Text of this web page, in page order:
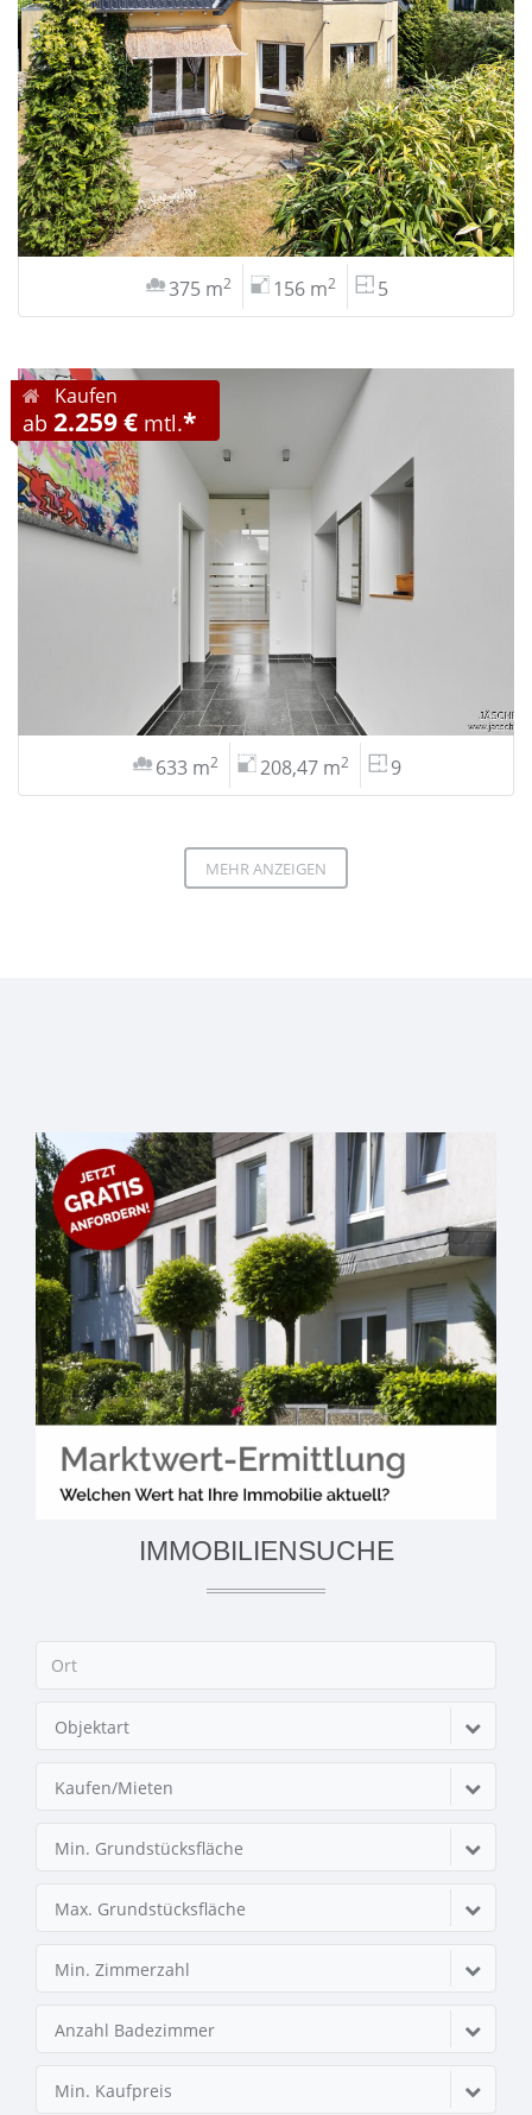
375 m2 156 m2 5
Kaufen
ab 2.259 € mtl.*
633 m2 208,47 m2 9
MEHR ANZEIGEN
IMMOBILIENSUCHE
Objektart
Kaufen/Mieten
Min. Grundstücksfläche
Max. Grundstücksfläche
Min. Zimmerzahl
Anzahl Badezimmer
Min. Kaufpreis